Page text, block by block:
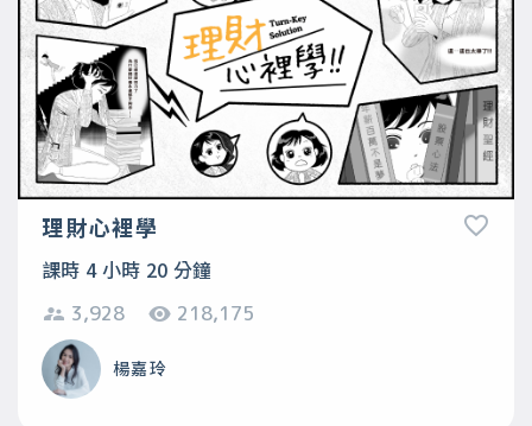
理財心裡學
課時 4 小時 20 分鐘
3,928 218,175
楊嘉玲